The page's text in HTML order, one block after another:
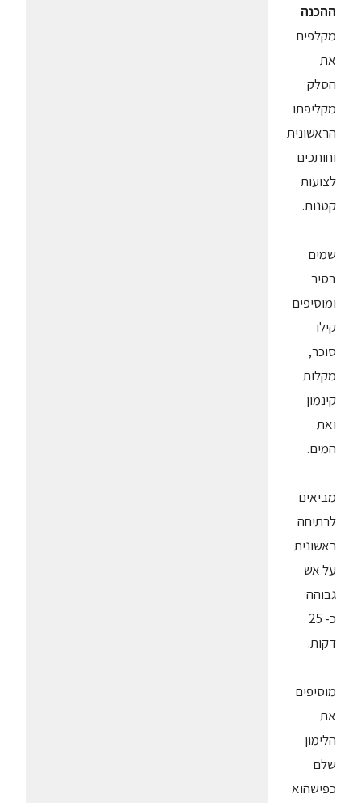
ההכנה
מקלפים
את
הסלק
מקליפתו
הראשונית
וחותכים
לצועות
קטנות.
שמים
בסיר
ומוסיפים
קילו
סוכר,
מקלות
קינמון
ואת
המים.
מביאים
לרתיחה
ראשונית
על אש
גבוהה
כ- 25
דקות.
מוסיפים
את
הלימון
שלם
כפישהוא